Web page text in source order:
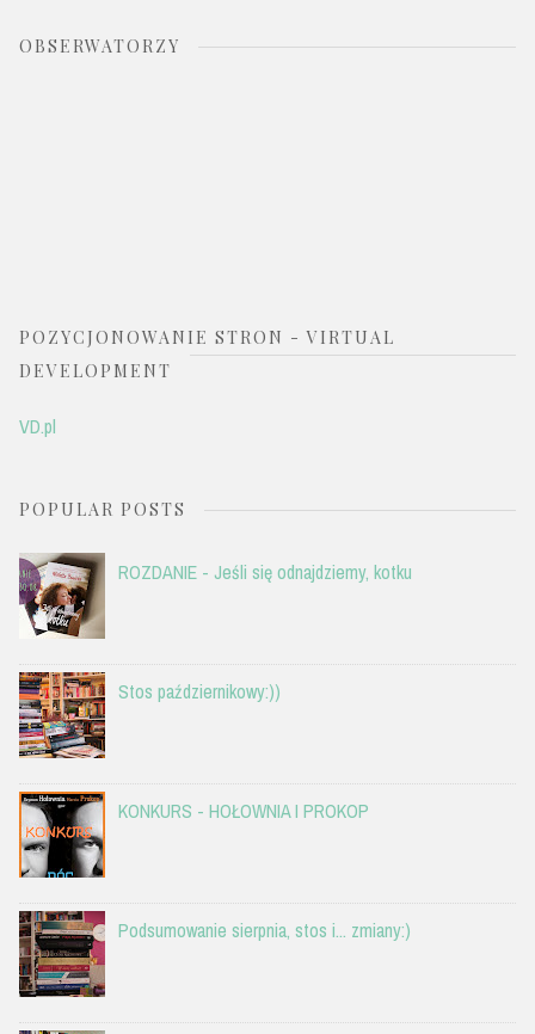
OBSERWATORZY
POZYCJONOWANIE STRON - VIRTUAL
DEVELOPMENT
VD.pl
POPULAR POSTS
ROZDANIE - Jeśli się odnajdziemy, kotku
Stos październikowy:))
KONKURS - HOŁOWNIA I PROKOP
Podsumowanie sierpnia, stos i... zmiany:)